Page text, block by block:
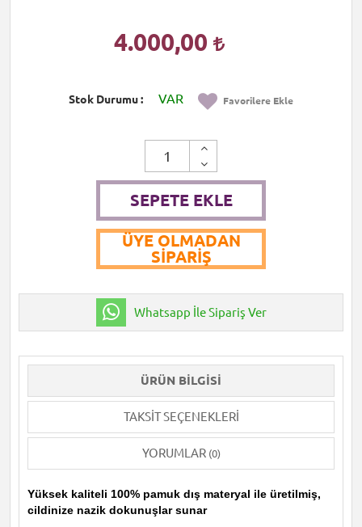
4.000,00
Stok Durumu VAR Favorilere Ekle
SEPETE EKLE
ÜYE OLMADAN
SIPARIŞ
Whatsapp İle Sipariş Ver
ÜRÜN BILGISI
TAKSIT SEÇENEKLERI
YORUMLAR (0)
Yüksek kaliteli 100% pamuk dış materyal ile üretilmiş,
cildinize nazik dokunuşlar sunar